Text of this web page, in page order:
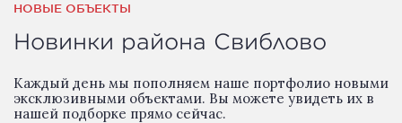
НОВЫЕ ОБЪЕКТЫ
Новинки района Свиблово
Каждый день мы пополняем наше портфолио новыми
эксклюзивными объектами. Вы можете увидеть их в
нашей подборке прямо сейчас.